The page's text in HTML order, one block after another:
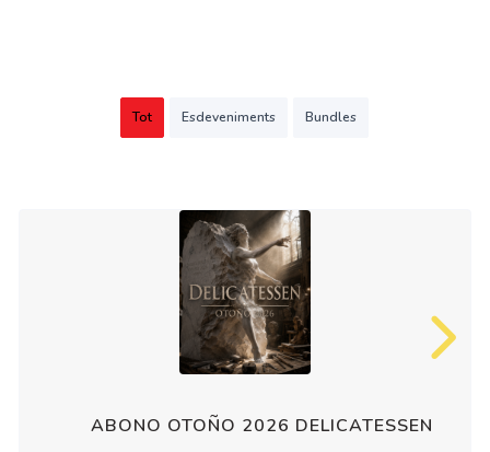
Tot Esdeveniments Bundles
ABONO OTOÑO 2026 DELICATESSEN